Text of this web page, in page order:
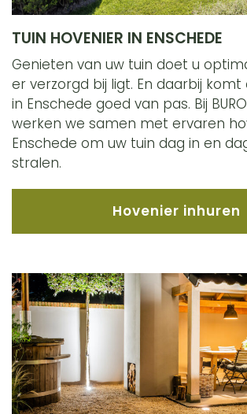
TUIN HOVENIER IN ENSCHEDE
Genieten van uw tuin doet u
er verzorgd bij ligt. En daarbij
in Enschede goed van pas. Bij
werken we samen met ervaren
Enschede om uw tuin dag in en
stralen.
Hovenier inhuren